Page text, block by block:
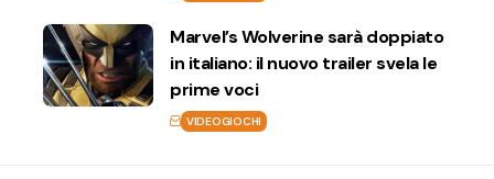
Marvel’s Wolverine sarà doppiato
in italiano: il nuovo trailer svela le
prime voci
VIDEOGIOCHI